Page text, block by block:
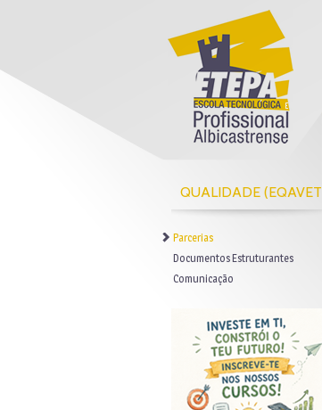
QUALIDADE (EQAVET)
Parcerias
Documentos Estruturantes
Comunicação